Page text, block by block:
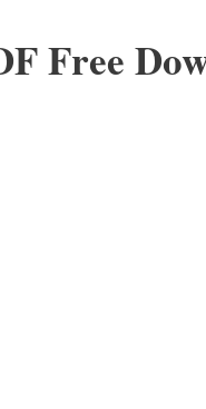
Free